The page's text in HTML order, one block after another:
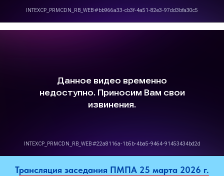
Трансляция заседания ПМПА 25 марта 2026 г.